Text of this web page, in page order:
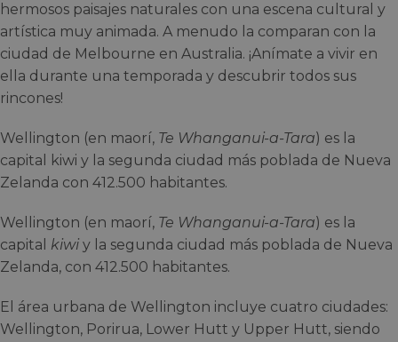
hermosos paisajes naturales con una escena cultural y
artística muy animada. A menudo la comparan con la
ciudad de Melbourne en Australia. ¡Anímate a vivir en
ella durante una temporada y descubrir todos sus
rincones!
Wellington (en maorí, Te Whanganui-a-Tara) es la
capital kiwi y la segunda ciudad más poblada de Nueva
Zelanda con 412.500 habitantes.
Wellington (en maorí, Te Whanganui-a-Tara) es la
capital kiwi y la segunda ciudad más poblada de Nueva
Zelanda, con 412.500 habitantes.
El área urbana de Wellington incluye cuatro ciudades:
Wellington, Porirua, Lower Hutt y Upper Hutt, siendo